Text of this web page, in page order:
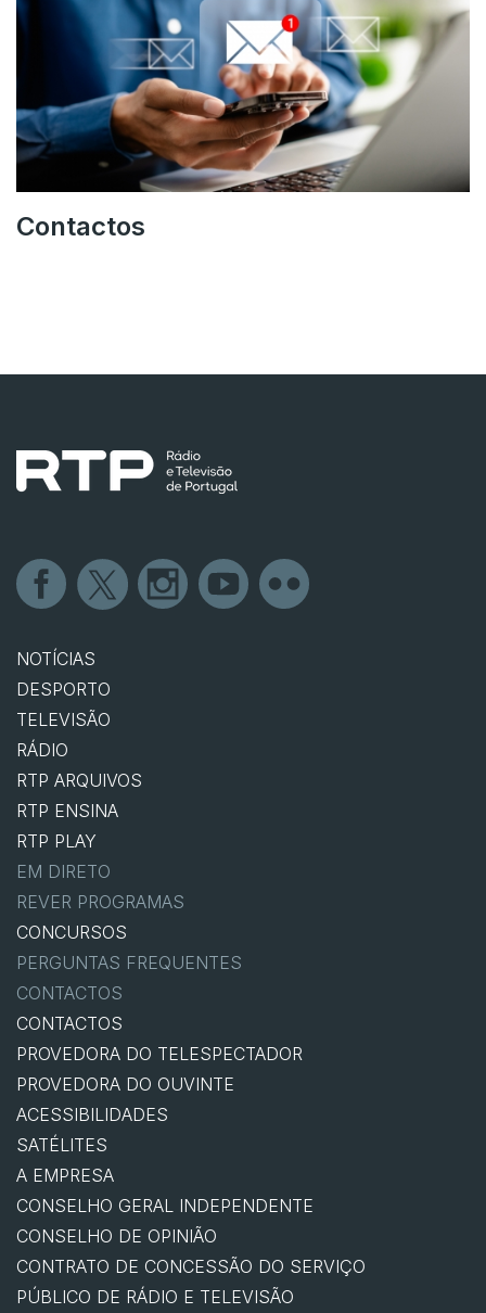
Contactos
NOTÍCIAS
DESPORTO
TELEVISÃO
RÁDIO
RTP ARQUIVOS
RTP ENSINA
RTP PLAY
EM DIRETO
REVER PROGRAMAS
CONCURSOS
PERGUNTAS FREQUENTES
CONTACTOS
CONTACTOS
PROVEDORA DO TELESPECTADOR
PROVEDORA DO OUVINTE
ACESSIBILIDADES
SATÉLITES
A EMPRESA
CONSELHO GERAL INDEPENDENTE
CONSELHO DE OPINIÃO
CONTRATO DE CONCESSÃO DO SERVIÇO
PÚBLICO DE RÁDIO E TELEVISÃO